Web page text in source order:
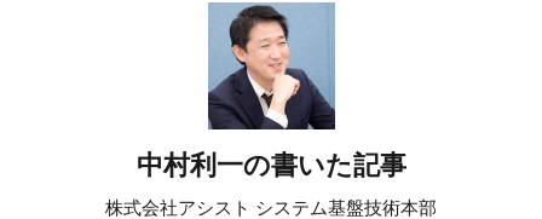
中村利一の書いた記事
株式会社アシスト システム基盤技術本部